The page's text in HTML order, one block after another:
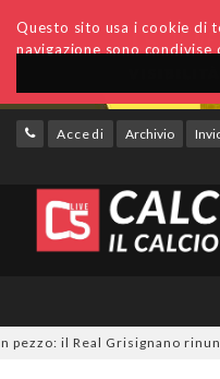
Questo sito usa i cookie di
navigazione sono
Accedi Archivio
il Real Grisignano